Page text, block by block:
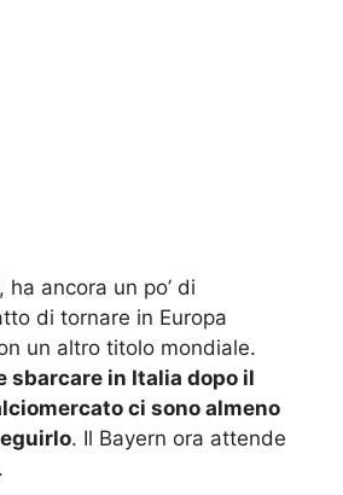
ancora un po’ di
di tornare in Europa
un altro titolo mondiale.
sbarcare in Italia dopo il
ci sono almeno
. Il Bayern ora attende